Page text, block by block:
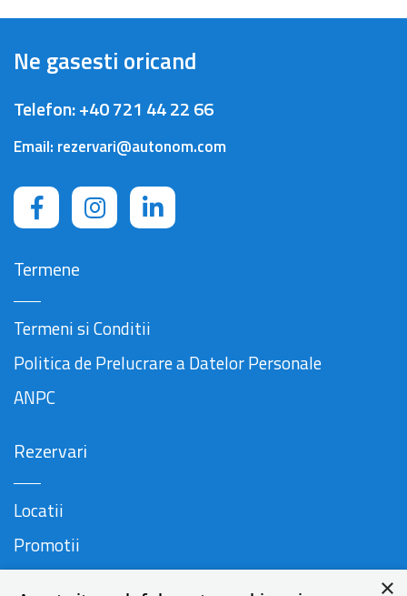
Ne gasesti oricand
Telefon:+40 721 44 22 66
Email: rezervari@autonom.com
Termene
Termeni si Conditii
Politica de Prelucrare a Datelor Personale
ANPC
Rezervari
Locatii
Promotii
×